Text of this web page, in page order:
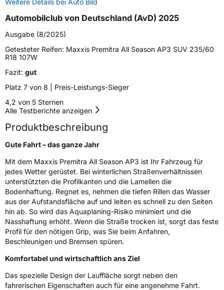
Zustand Neureifen
M+SJa
Verstärkt XL
Felgenschutz
EU Label
NasshaftungB
Rollgeräusch (Klasse) B
Rollgeräusch (dB)72
FahrzeugklasseC1
3PMSF / Schneeflockensymbol / Alpine-SymbolJa
EPREL ID 1248112
Allgemeine Produktsicherheit (GPSR)
Weitere Details bei Auto Bild
Automobilclub von Deutschland (AvD) 2025
Ausgabe (8/2025)
Getesteter Reifen: Maxxis Premitra All Season AP3 SUV 235/60
R18 107W
Fazit: gut
Platz 7 von 8 | Preis-Leistungs-Sieger
4,2 von 5 Sternen
Alle Testberichte anzeigen
Produktbeschreibung
Gute Fahrt – das ganze Jahr
Mit dem Maxxis Premitra All Season AP3 ist Ihr Fahrzeug für
jedes Wetter gerüstet. Bei winterlichen Straßenverhältnissen
unterstützten die Profilkanten und die Lamellen die
Bodenhaftung. Regnet es, nehmen die tiefen Rillen das Wasser
aus der Aufstandsfläche auf und leiten es schnell zu den Seiten
hin ab. So wird das Aquaplaning-Risiko minimiert und die
Nasshaftung erhöht. Wenn die Straße trocken ist, sorgt das feste
Profil für den nötigen Grip, was Sie beim Anfahren,
Beschleunigen und Bremsen spüren.
Komfortabel und wirtschaftlich ans Ziel
Das spezielle Design der Lauffläche sorgt neben den
fahrerischen Eigenschaften auch für eine angenehme Fahrt.